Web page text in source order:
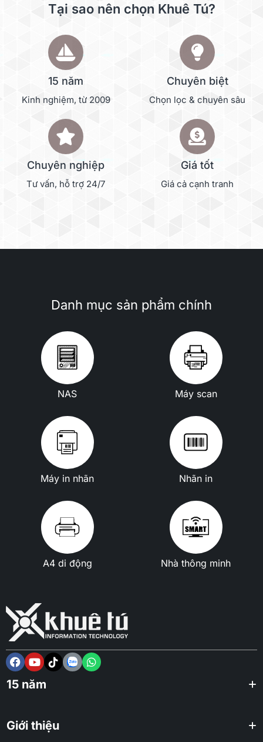
Tại sao nên chọn Khuê Tú?
15 năm
Kinh nghiệm, từ 2009
Chuyên biệt
Chọn lọc & chuyên sâu
Chuyên nghiệp
Tư vấn, hỗ trợ 24/7
Giá tốt
Giá cả cạnh tranh
Danh mục sản phẩm chính
NAS Máy scan
Máy in nhãn Nhãn in
A4 di động Nhà thông minh
15 năm
Giới thiệu